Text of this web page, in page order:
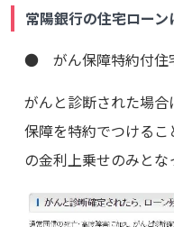
常陽銀行の住宅ロー
● がん保障特約付住
がんと診断された場
保障を特約でつける
の金利上乗せのみとな